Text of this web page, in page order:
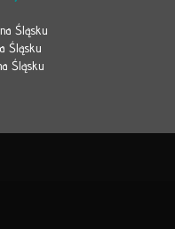
na Śląsku
Śląsku
Śląsku